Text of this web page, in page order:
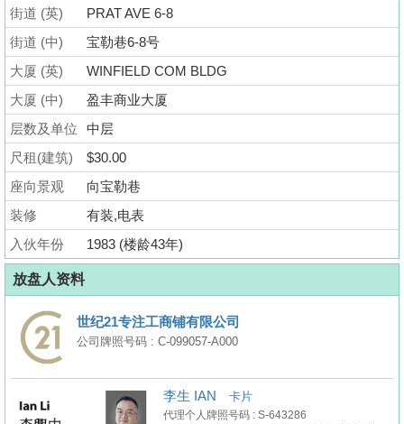
公
布
置
业
手
册
关
於
我
们
街道 (英)
PRAT AVE 6-8
街道 (中)
宝勒巷6-8号
大厦 (英)
WINFIELD COM BLDG
大厦 (中)
盈丰商业大厦
层数及单位
中层
尺租(建筑)
$30.00
座向景观
向宝勒巷
装修
有装,电表
入伙年份
1983 (楼龄43年)
放盘人资料
世纪21专注工商铺有限公司
公司牌照号码 : C-099057-A000
李生 IAN 卡片
代理个人牌照号码 : S-643286